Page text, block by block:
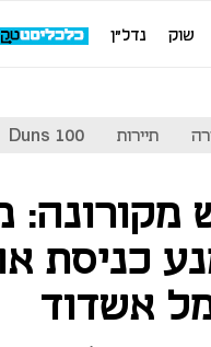
שוק נדל"ן
תיירות Duns 100
כניסת
אשדוד